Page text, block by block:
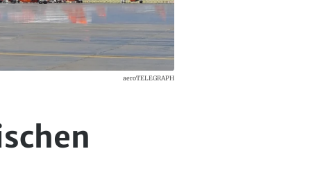
aeroTELEGRAPH